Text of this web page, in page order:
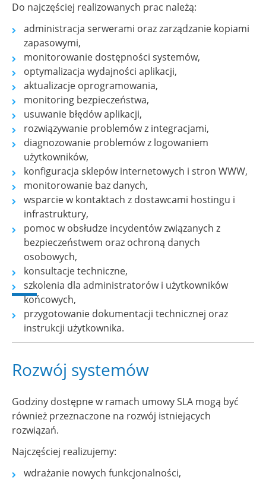
Do najczęściej realizowanych prac należą:
administracja serwerami oraz zarządzanie kopiami
zapasowymi,
monitorowanie dostępności systemów,
optymalizacja wydajności aplikacji,
aktualizacje oprogramowania,
monitoring bezpieczeństwa,
usuwanie błędów aplikacji,
rozwiązywanie problemów z integracjami,
diagnozowanie problemów z logowaniem
użytkowników,
konfiguracja sklepów internetowych i stron WWW,
monitorowanie baz danych,
wsparcie w kontaktach z dostawcami hostingu i
infrastruktury,
pomoc w obsłudze incydentów związanych z
bezpieczeństwem oraz ochroną danych
osobowych,
konsultacje techniczne,
szkolenia dla administratorów i użytkowników
końcowych,
przygotowanie dokumentacji technicznej oraz
instrukcji użytkownika.
Rozwój systemów
Godziny dostępne w ramach umowy SLA mogą być
również przeznaczone na rozwój istniejących
rozwiązań.
Najczęściej realizujemy:
wdrażanie nowych funkcjonalności,